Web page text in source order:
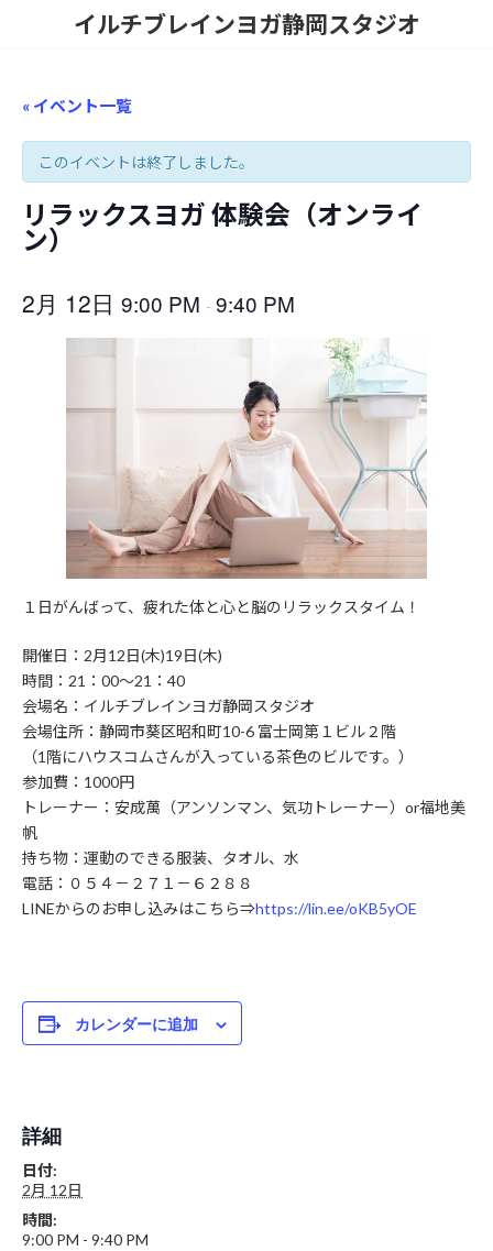
イルチブレインヨガ静岡スタジオ
« イベント一覧
このイベントは終了しました。
リラックスヨガ 体験会（オンライ
ン）
2月 12日 9:00 PM - 9:40 PM
１日がんばって、疲れた体と心と脳のリラックスタイム！
開催日：2月12日(木)19日(木)
時間：21：00～21：40
会場名：イルチブレインヨガ静岡スタジオ
会場住所：静岡市葵区昭和町10-6 富士岡第１ビル２階
（1階にハウスコムさんが入っている茶色のビルです。）
参加費：1000円
トレーナー：安成萬（アンソンマン、気功トレーナー）or福地美
帆
持ち物：運動のできる服装、タオル、水
電話：０５４－２７１－６２８８
LINEからのお申し込みはこちら⇒https://lin.ee/oKB5yOE
カレンダーに追加
詳細
日付:
2月 12日
時間:
9:00 PM - 9:40 PM